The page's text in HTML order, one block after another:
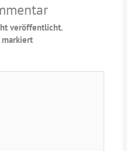
veröffentlicht.
markiert